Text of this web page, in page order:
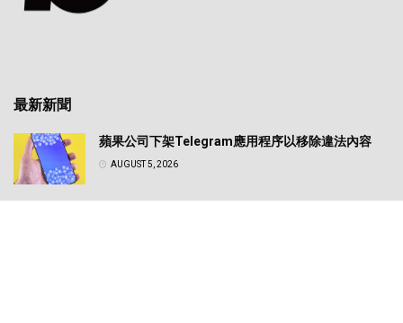
最新新聞
蘋果公司下架Telegram應用程序以移除違法內容
AUGUST 5, 2026